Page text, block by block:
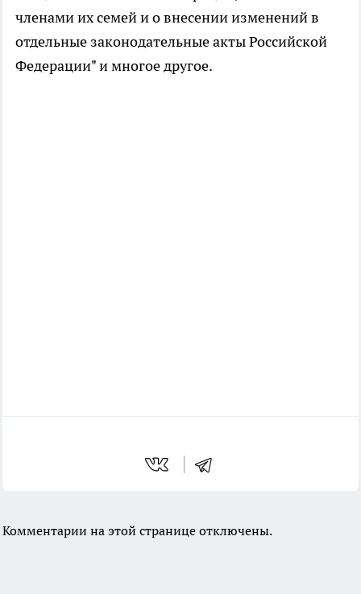
членами их семей и о внесении изменений в
отдельные законодательные акты Российской
Федерации" и многое другое.
Комментарии на этой странице отключены.